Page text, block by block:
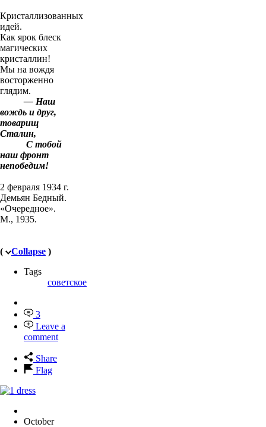
Кристаллизованных
идей.
Как ярок блеск
магических
кристаллин!
Мы на вождя
восторженно
глядим.
— Наш
вождь и друг,
товарищ
Сталин,
С тобой
наш фронт
непобедим!
2 февраля 1934 г.
Демьян Бедный.
«Очередное».
М., 1935.
( Collapse )
Tags
советское
3
Leave a
comment
Share
Flag
October